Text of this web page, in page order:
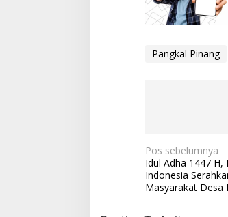
Pangkal Pinang
Navigasi
pos
Pos sebelumnya
Idul Adha 1447 H,
Indonesia
Masyarakat Desa